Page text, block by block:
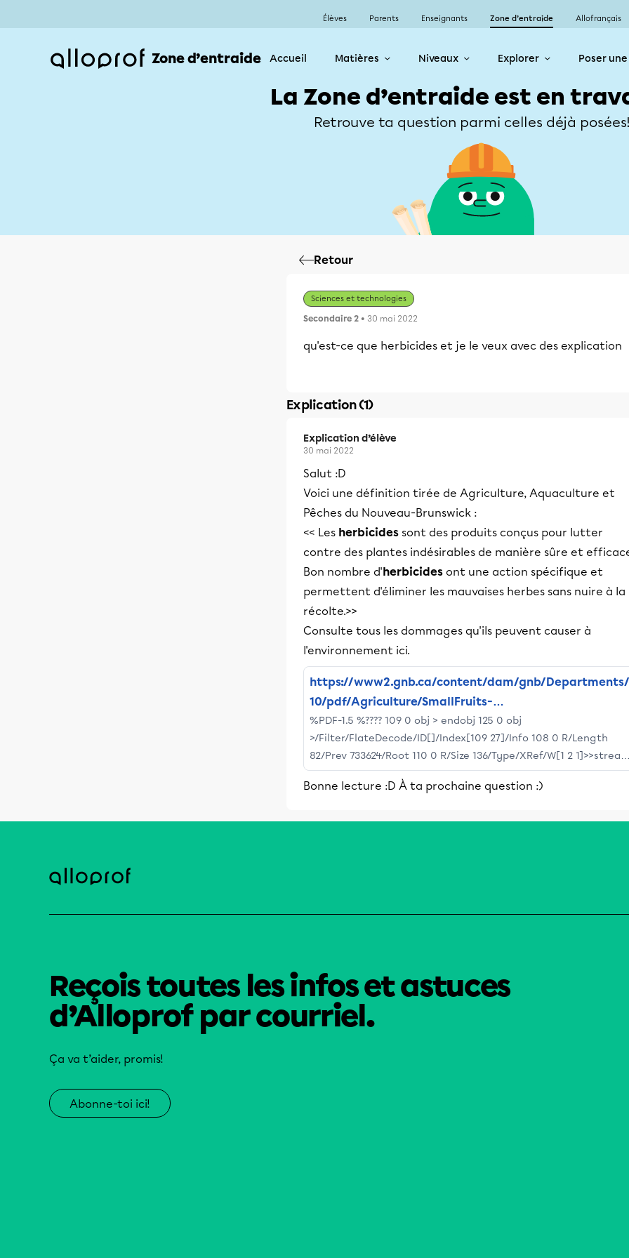
Élèves Parents Enseignants Zone d’entraide Allofrançais
Zone d’entraide Accueil Matières Niveaux Explorer Poser
La Zone d’entraide est en
Retrouve ta question parmi celles déjà
Retour
Sciences et technologies
Secondaire 2 • 30 mai 2022
qu'est-ce que herbicides et je le veux avec des explication
Explication (1)
Explication d’élève
30 mai 2022
Salut :D
Voici une définition tirée de Agriculture, Aquaculture et
Pêches du Nouveau-Brunswick :
<< Les herbicides sont des produits conçus pour lutter
contre des plantes indésirables de manière sûre et
Bon nombre d'herbicides ont une action spécifique et
permettent d'éliminer les mauvaises herbes sans nuire à la
récolte.>>
Consulte tous les dommages qu'ils peuvent causer à
l'environnement ici.
https://www2.gnb.ca/content/dam/gnb/Departments/
10/pdf/Agriculture/SmallFruits-
Petitsfruits/DommagesHerbicides.pdf
%PDF-1.5 %???? 109 0 obj > endobj 125 0 obj
>/Filter/FlateDecode/ID[]/Index[109 27]/Info 108 0 R/Length
82/Prev 733624/Root 110 0 R/Size 136/Type/XRef/W[1 2 1]>>stream
h?bbd``b`: $g?? ??H0ǀ0? ???b?S@\~?e ?$?Z?D?#? ??????c?? LH$
endstream endobj startxref 0 %%EOF 135 0 obj >stream h?
Bonne lecture :D À ta prochaine question :)
Reçois toutes les infos et astuces
d’Alloprof par courriel.
Ça va t’aider, promis!
Abonne-toi ici!